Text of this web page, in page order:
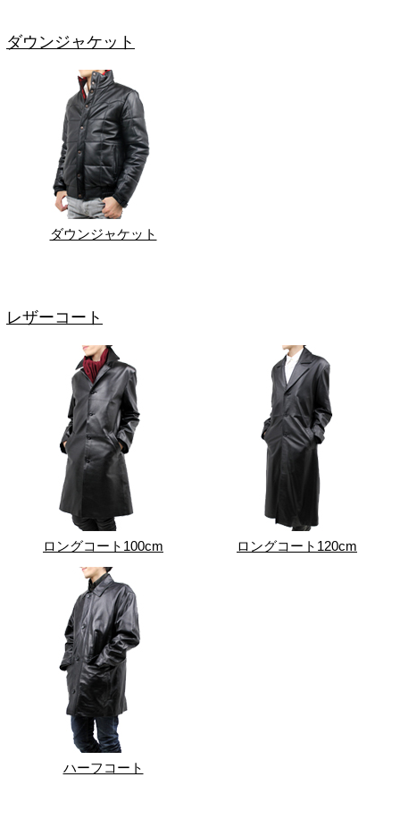
ダウンジャケット
ダウンジャケット
レザーコート
ロングコート100cm ロングコート120cm
ハーフコート